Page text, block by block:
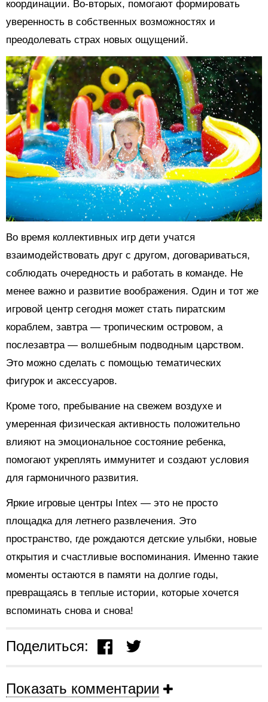
координации. Во-вторых, помогают формировать
уверенность в собственных возможностях и
преодолевать страх новых ощущений.
Во время коллективных игр дети учатся
взаимодействовать друг с другом, договариваться,
соблюдать очередность и работать в команде. Не
менее важно и развитие воображения. Один и тот же
игровой центр сегодня может стать пиратским
кораблем, завтра — тропическим островом, а
послезавтра — волшебным подводным царством.
Это можно сделать с помощью тематических
фигурок и аксессуаров.
Кроме того, пребывание на свежем воздухе и
умеренная физическая активность положительно
влияют на эмоциональное состояние ребенка,
помогают укреплять иммунитет и создают условия
для гармоничного развития.
Яркие игровые центры Intex — это не просто
площадка для летнего развлечения. Это
пространство, где рождаются детские улыбки, новые
открытия и счастливые воспоминания. Именно такие
моменты остаются в памяти на долгие годы,
превращаясь в теплые истории, которые хочется
вспоминать снова и снова!
Поделиться:
Показать комментарии